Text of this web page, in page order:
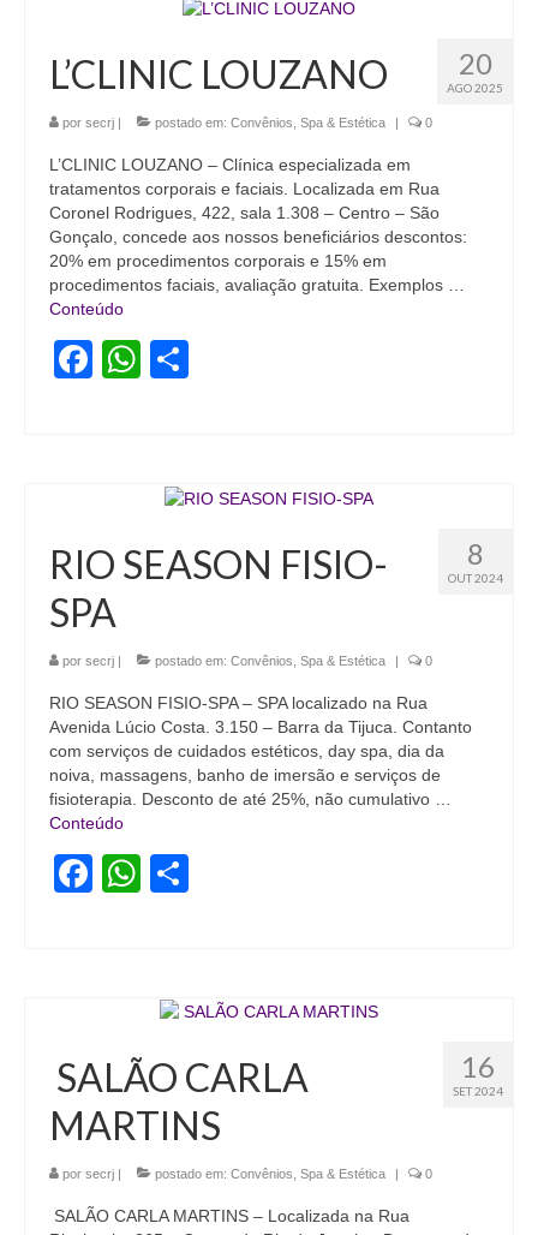
Saúde
Acordo de Feriado para Empresas
CIPA
BENEFÍCIOS
Sede social
Convênios
Vídeos
Publicações
Editais
Links Úteis
Seja um conveniado
COMUNICAÇÃO
PESQUISA 6×1
20
AGO 2025
L’CLINIC LOUZANO
por secrj postado em: Convênios, Spa & Estética 0
L’CLINIC LOUZANO – Clínica especializada em
tratamentos corporais e faciais. Localizada em Rua
Coronel Rodrigues, 422, sala 1.308 – Centro – São
Gonçalo, concede aos nossos beneficiários descontos:
20% em procedimentos corporais e 15% em
procedimentos faciais, avaliação gratuita. Exemplos …
Conteúdo
Facebook
WhatsApp
8
OUT 2024
RIO SEASON FISIO-
SPA
por secrj | postado em: Convênios Spa & Estética | 0
RIO SEASON FISIO-SPA – SPA localizado na Rua
Avenida Lúcio Costa. 3.150 – Barra da Tijuca. Contanto
com serviços de cuidados estéticos, day spa, dia da
noiva, massagens, banho de imersão e serviços de
fisioterapia. Desconto de até 25%, não cumulativo …
Conteúdo
Facebook
WhatsApp
16
SET 2024
SALÃO CARLA
MARTINS
por secrj | postado em: Convênios Spa & Estética | 0
SALÃO CARLA MARTINS – Localizada na Rua